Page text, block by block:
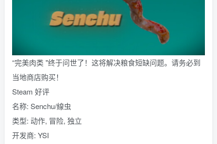
“完美肉类 "终于问世了！这将解决粮食短缺问题。请务必到
当地商店购买！
Steam 好评
名称: Senchu/線虫
类型: 动作, 冒险, 独立
开发商: YSI